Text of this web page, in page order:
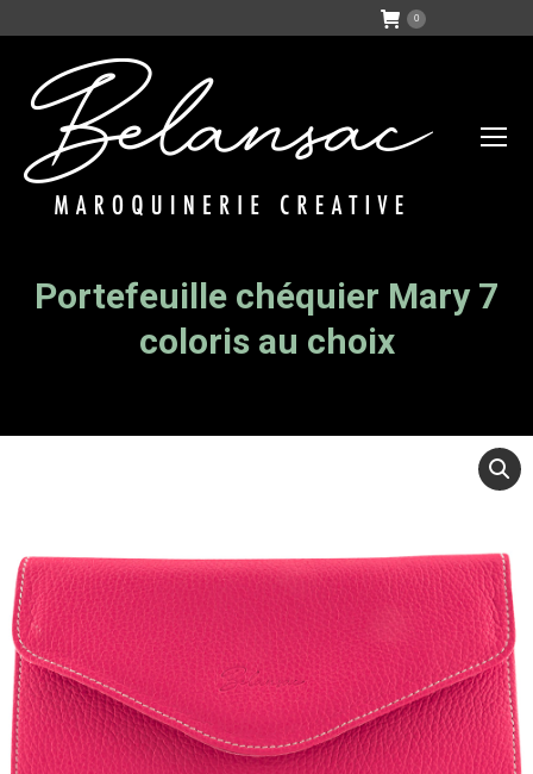
0
Portefeuille chéquier Mary 7
coloris au choix
Vous êtes ici :